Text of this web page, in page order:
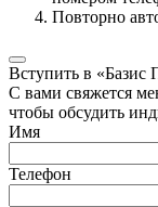
Повторно
Вступить в «Базис
С вами свяжется
чтобы обсудить
Имя
Телефон